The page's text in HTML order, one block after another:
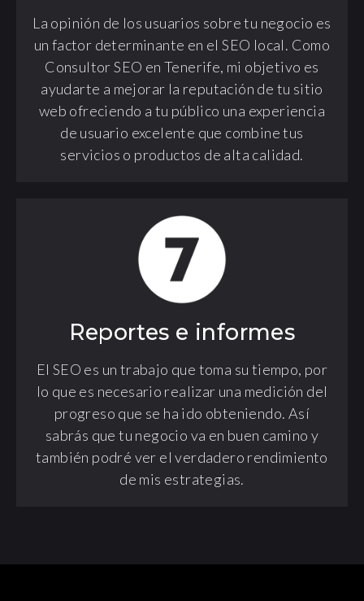
La opinión de los usuarios sobre tu negocio es
un factor determinante en el SEO local. Como
Consultor SEO en Tenerife, mi objetivo es
ayudarte a mejorar la reputación de tu sitio
web ofreciendo a tu público una experiencia
de usuario excelente que combine tus
servicios o productos de alta calidad.
Reportes e informes
El SEO es un trabajo que toma su tiempo, por
lo que es necesario realizar una medición del
progreso que se ha ido obteniendo. Así
sabrás que tu negocio va en buen camino y
también podré ver el verdadero rendimiento
de mis estrategias.